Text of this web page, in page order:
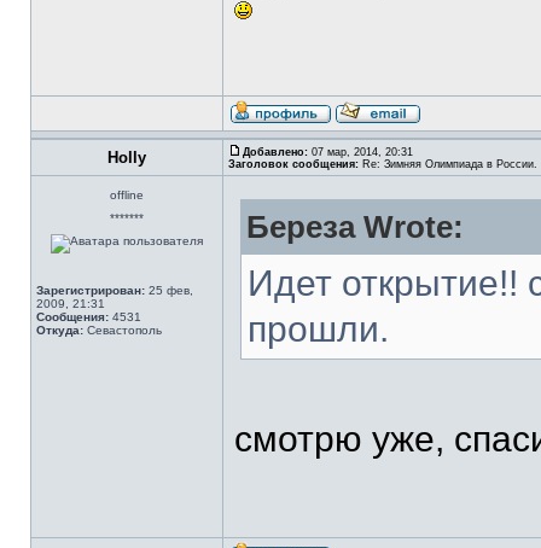
Holly Добавлено: 07 мар, 2014, 20:31
Заголовок сообщения: Re: Зимняя Олимпиада в России.
offline
*******
Зарегистрирован: 25 фев,
2009, 21:31
Сообщения: 4531
Откуда: Севастополь
Береза Wrote:
Идет открытие!!
прошли.
смотрю уже,